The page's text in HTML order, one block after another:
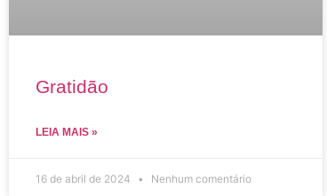
Gratidão
LEIA MAIS »
16 de abril de 2024 Nenhum comentário